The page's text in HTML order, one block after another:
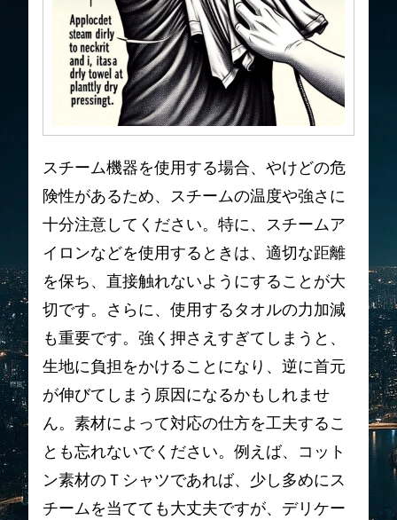
スチーム機器を使用する場合、やけどの危
険性があるため、スチームの温度や強さに
十分注意してください。特に、スチームア
イロンなどを使用するときは、適切な距離
を保ち、直接触れないようにすることが大
切です。さらに、使用するタオルの力加減
も重要です。強く押さえすぎてしまうと、
生地に負担をかけることになり、逆に首元
が伸びてしまう原因になるかもしれませ
ん。素材によって対応の仕方を工夫するこ
とも忘れないでください。例えば、コット
ン素材のＴシャツであれば、少し多めにス
チームを当てても大丈夫ですが、デリケー